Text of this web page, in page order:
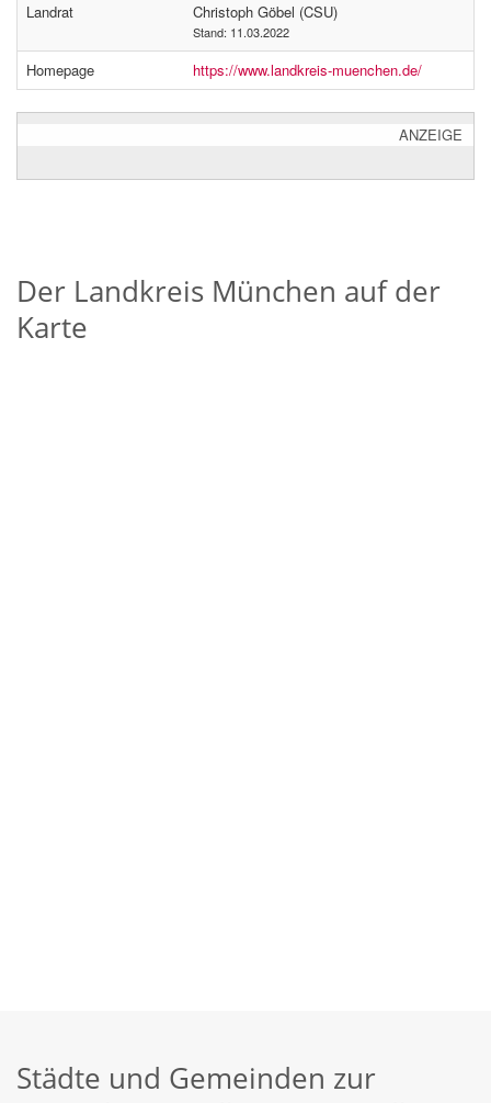
Landrat
Christoph Göbel (CSU)
Stand: 11.03.2022
Homepage https://www.landkreis-muenchen.de/
ANZEIGE
Der Landkreis München auf der
Karte
Städte und Gemeinden zur